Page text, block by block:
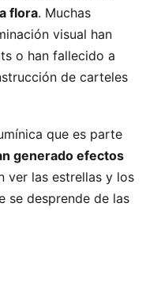
flora. Muchas
visual han
o han fallecido a
de carteles
que es parte
generado efectos
ver las estrellas y los
se desprende de las